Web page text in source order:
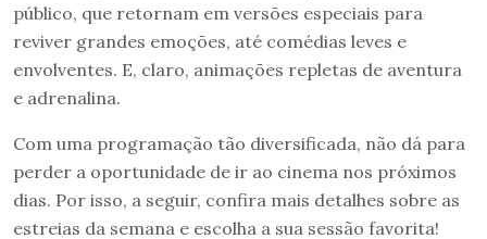
público, que retornam em versões especiais para
reviver grandes emoções, até comédias leves e
envolventes. E, claro, animações repletas de aventura
e adrenalina.
Com uma programação tão diversificada, não dá para
perder a oportunidade de ir ao cinema nos próximos
dias. Por isso, a seguir, confira mais detalhes sobre as
estreias da semana e escolha a sua sessão favorita!